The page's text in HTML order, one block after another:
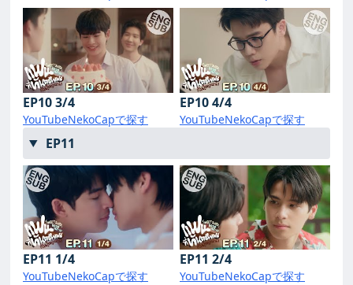
EP10 3/4
YouTubeNekoCapで探す
EP10 4/4
YouTubeNekoCapで探す
EP11
EP11 1/4
YouTubeNekoCapで探す
EP11 2/4
YouTubeNekoCapで探す